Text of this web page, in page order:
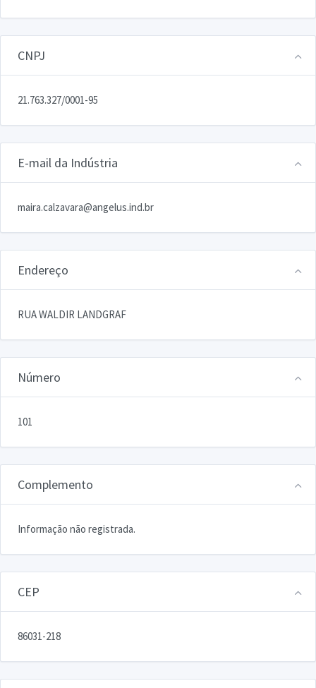
CNPJ
21.763.327/0001-95
E-mail da Indústria
maira.calzavara@angelus.ind.br
Endereço
RUA WALDIR LANDGRAF
Número
101
Complemento
Informação não registrada.
CEP
86031-218